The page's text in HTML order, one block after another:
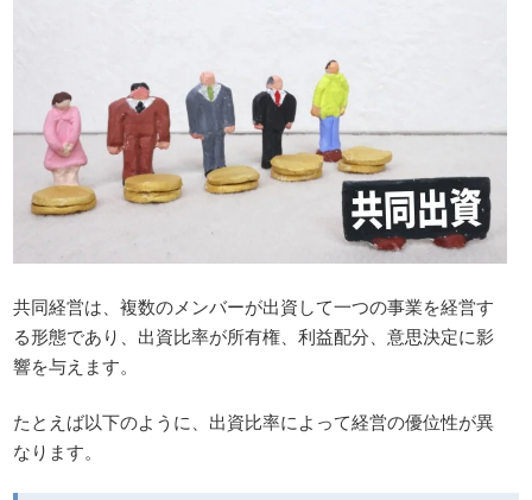
共同経営は、複数のメンバーが出資して一つの事業を経営す
る形態であり、出資比率が所有権、利益配分、意思決定に影
響を与えます。
たとえば以下のように、出資比率によって経営の優位性が異
なります。